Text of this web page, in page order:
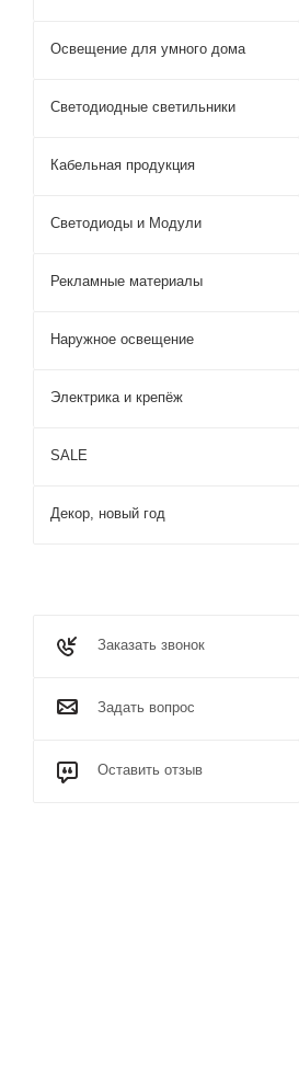
Освещение для умного дома
Светодиодные светильники
Кабельная продукция
Светодиоды и Модули
Рекламные материалы
Наружное освещение
Электрика и крепёж
SALE
Декор, новый год
Заказать звонок
Задать вопрос
Оставить отзыв